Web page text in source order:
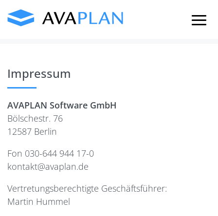
content
Impressum
AVAPLAN Software GmbH
Bölschestr. 76
12587 Berlin
Fon 030-644 944 17-0
kontakt@avaplan.de
Vertretungsberechtigte Geschäftsführer:
Martin Hummel